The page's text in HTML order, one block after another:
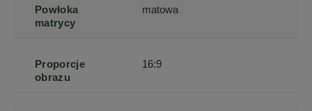
Powłoka
matrycy
matowa
Proporcje
obrazu
16:9